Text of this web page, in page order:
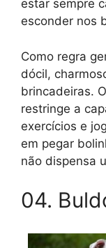
estar sempre
esconder nos
Como regra
dócil,
brincadeiras.
restringe a
exercícios e
em pegar
não dispensa
04.